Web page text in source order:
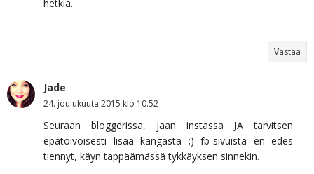
hetkiä.
Vastaa
Jade
24. joulukuuta 2015 klo 10.52
Seuraan bloggerissa, jaan instassa JA tarvitsen
epätoivoisesti lisää kangasta ;) fb-sivuista en edes
tiennyt, käyn täppäämässä tykkäyksen sinnekin.